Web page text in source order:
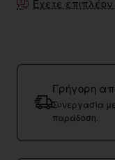
Έχετε
Γρήγορη
Συνεργασία
παράδοση.